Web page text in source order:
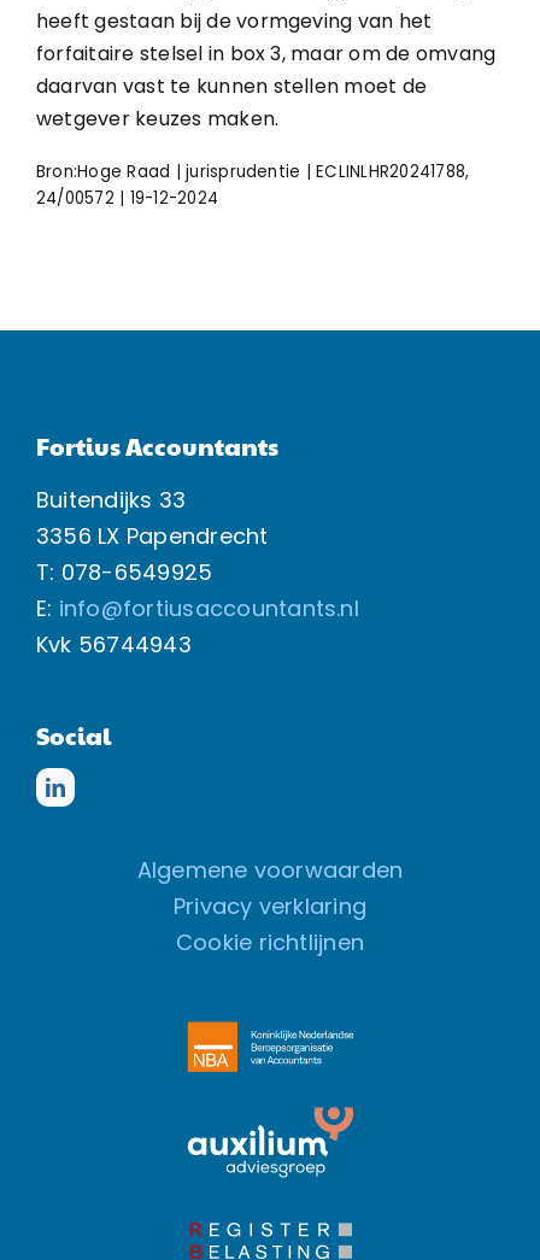
heeft gestaan bij de vormgeving van het
forfaitaire stelsel in box 3, maar om de omvang
daarvan vast te kunnen stellen moet de
wetgever keuzes maken.
Bron:Hoge Raad | jurisprudentie | ECLINLHR20241788,
24/00572 | 19-12-2024
Fortius Accountants
Buitendijks 33
3356 LX Papendrecht
T: 078-6549925
E: info@fortiusaccountants.nl
Kvk 56744943
Social
Algemene voorwaarden
Privacy verklaring
Cookie richtlijnen